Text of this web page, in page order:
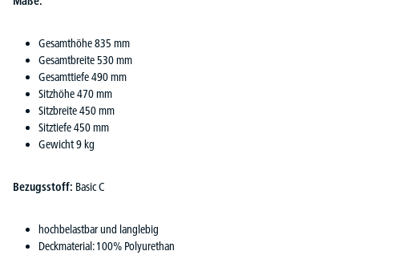
Gesamthöhe 835 mm
Gesamtbreite 530 mm
Gesamttiefe 490 mm
Sitzhöhe 470 mm
Sitzbreite 450 mm
Sitztiefe 450 mm
Gewicht 9 kg
Bezugsstoff: Basic C
hochbelastbar und langlebig
Deckmaterial: 100% Polyurethan